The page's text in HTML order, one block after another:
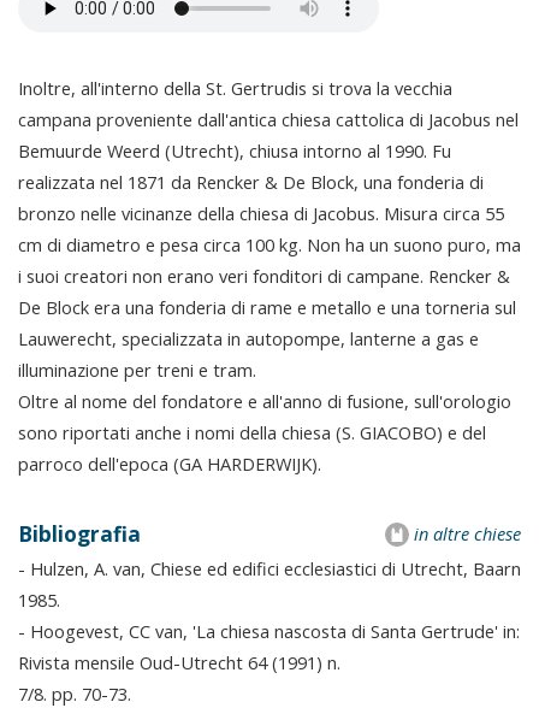
Inoltre, all'interno della St. Gertrudis si trova la vecchia
campana proveniente dall'antica chiesa cattolica di Jacobus nel
Bemuurde Weerd (Utrecht), chiusa intorno al 1990. Fu
realizzata nel 1871 da Rencker & De Block, una fonderia di
bronzo nelle vicinanze della chiesa di Jacobus. Misura circa 55
cm di diametro e pesa circa 100 kg. Non ha un suono puro, ma
i suoi creatori non erano veri fonditori di campane. Rencker &
De Block era una fonderia di rame e metallo e una torneria sul
Lauwerecht, specializzata in autopompe, lanterne a gas e
illuminazione per treni e tram.
Oltre al nome del fondatore e all'anno di fusione, sull'orologio
sono riportati anche i nomi della chiesa (S. GIACOBO) e del
parroco dell'epoca (GA HARDERWIJK).
in altre chiese
Bibliografia
- Hulzen, A. van, Chiese ed edifici ecclesiastici di Utrecht, Baarn
1985.
- Hoogevest, CC van, 'La chiesa nascosta di Santa Gertrude' in:
Rivista mensile Oud-Utrecht 64 (1991) n.
7/8. pp. 70-73.